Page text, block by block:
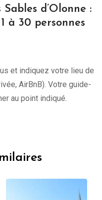
d’Olonne :
à 30 personnes
et indiquez votre lieu de
AirBnB). Votre guide-
au point indiqué.